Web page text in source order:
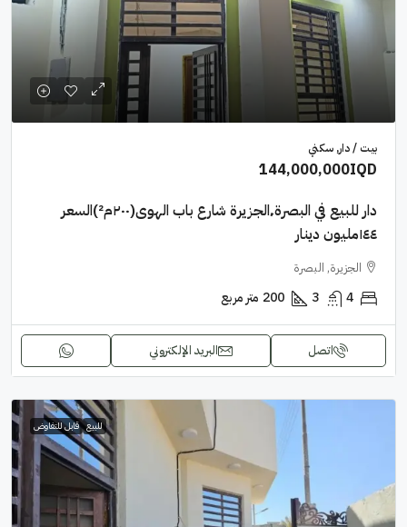
بيت / دار, سكني
144,000,000IQD
دار للبيع في البصرة٬الجزيرة شارع باب الهوى(٢٠٠م²)السعر
١٤٤مليون دينار
الجزيرة, البصرة
4
3
200 متر مربع
اتصل البريد الإلكتروني
للبيع قابل للتفاوض